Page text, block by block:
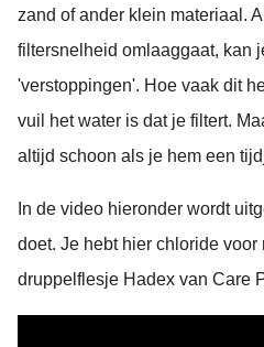
zand of ander klein materiaal.
filtersnelheid omlaaggaat, kan
'verstoppingen'. Hoe vaak dit
vuil het water is dat je filtert.
altijd schoon als je hem een
In de video hieronder wordt
doet. Je hebt hier chloride voor
druppelflesje Hadex van Care